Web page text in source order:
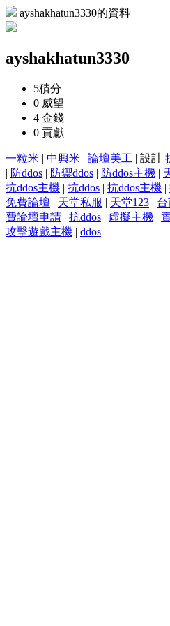
ayshakhatun3330的資料
ayshakhatun3330
5積分
0 威望
4 金錢
0 貢獻
一粒米 | 中興米 | 論壇美工 | 設計
| 防ddos | 防禦ddos | 防ddos主機 |
抗ddos主機 | 抗ddos | 抗ddos主機 |
免費論壇 | 天堂私服 | 天堂123 |
費論壇申請 | 抗ddos | 虛擬主機 |
攻擊遊戲主機 | ddos |